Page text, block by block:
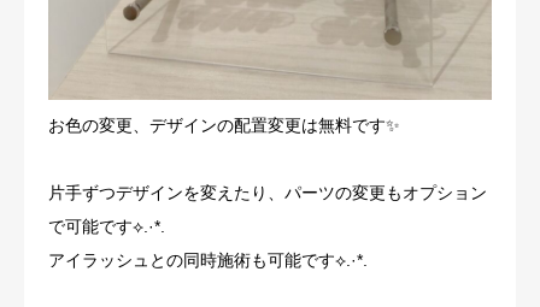
お色の変更、デザインの配置変更は無料です✨
片手ずつデザインを変えたり、パーツの変更もオプション
で可能です⟡.·*.
アイラッシュとの同時施術も可能です⟡.·*.